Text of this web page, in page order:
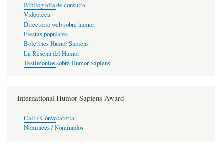
Bibliografía de consulta
Videoteca
Directorio web sobre humor
Fiestas populares
Boletines Humor Sapiens
La Reseña del Humor
Testimonios sobre Humor Sapiens
International Humor Sapiens Award
Call / Convocatoria
Nominees / Nominados